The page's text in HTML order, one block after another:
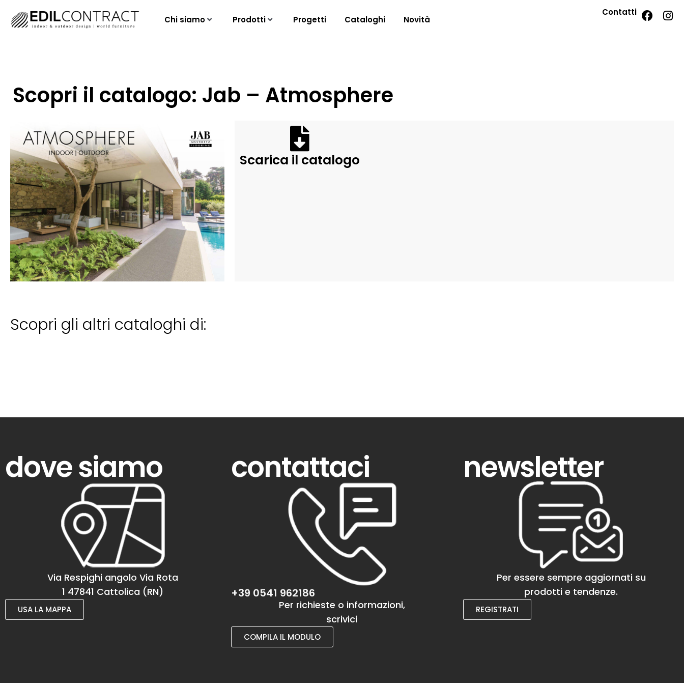
Chi siamo Prodotti Progetti Cataloghi Novità
Contatti
Scopri il catalogo: Jab – Atmosphere
Scarica il catalogo
Scopri gli altri cataloghi di:
dove siamo
Via Respighi angolo Via Rota
1 47841 Cattolica (RN)
USA LA MAPPA
contattaci
+39 0541 962186
Per richieste o informazioni,
scrivici
COMPILA IL MODULO
newsletter
Per essere sempre aggiornati su
prodotti e tendenze.
REGISTRATI